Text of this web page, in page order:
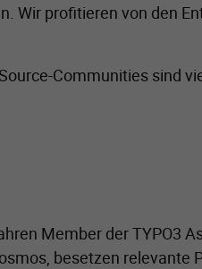
Wir profitieren von den
Communities sind
Member der TYPO3
besetzen